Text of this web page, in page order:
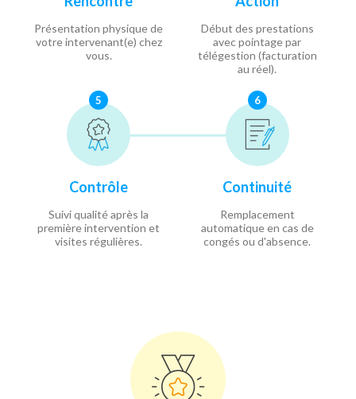
Présentation physique de
votre intervenant(e) chez
vous.
Début des prestations
avec pointage par
télégestion (facturation
au réel).
5
Contrôle
Suivi qualité après la
première intervention et
visites régulières.
6
Continuité
Remplacement
automatique en cas de
congés ou d'absence.